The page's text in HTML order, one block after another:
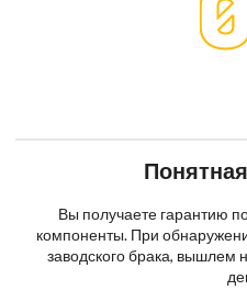
Вы получаете гарантию
компоненты. При
заводского брака, вышлем